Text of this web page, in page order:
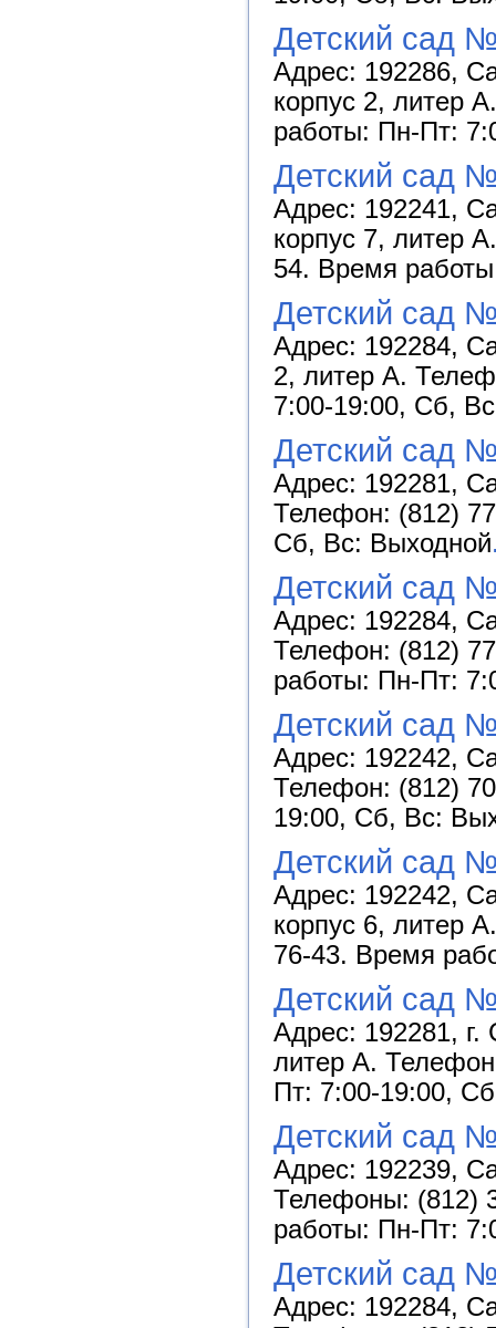
Детский сад
Адрес: 192286,
корпус 2, литер
работы: Пн-Пт:
Детский сад
Адрес: 192241,
корпус 7, литер
54. Время
Детский сад
Адрес: 192284,
2, литер А.
7:00-19:00, Сб,
Детский сад
Адрес: 192281,
Телефон: (812)
Сб, Вс: Выходной
Детский сад
Адрес: 192284,
Телефон: (812)
работы: Пн-Пт:
Детский сад
Адрес: 192242,
Телефон: (812)
19:00, Сб, Вс:
Детский сад
Адрес: 192242,
корпус 6, литер
76-43. Время
Детский сад
Адрес: 192281, г.
литер А.
Пт: 7:00-19:00,
Детский сад
Адрес: 192239,
Телефоны: (812)
работы: Пн-Пт:
Детский сад
Адрес: 192284,